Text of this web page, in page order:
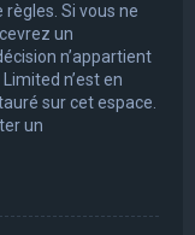
Si vous ne
un
n’appartient
n’est en
sur cet espace.
un